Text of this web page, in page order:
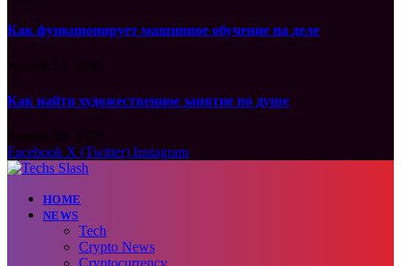
Как функционирует машинное обучение на деле
Как найти художественное занятие по душе
Facebook X (Twitter) Instagram
HOME
NEWS
Tech
Crypto News